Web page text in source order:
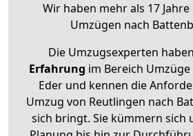
Wir haben mehr als 17
Umzügen nach
Die Umzugsexperten haben
Erfahrung im Bereich
Eder und kennen die
Umzug von Reutlingen nach
sich bringt. Sie kümmern sich